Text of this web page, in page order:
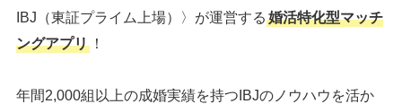
IBJ（東証プライム上場）〉が運営する 婚活特化型マッチ
ングアプリ！
年間2,000組以上の成婚実績を持つIBJのノウハウを活か